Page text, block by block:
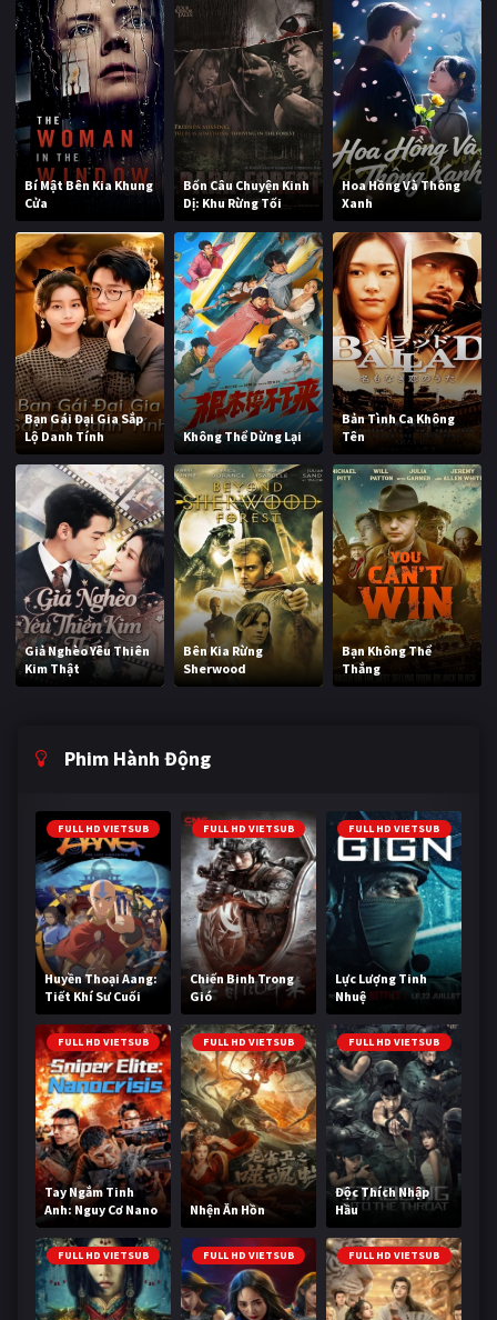
Bí Mật Bên Kia Khung
Cửa
Bốn Câu Chuyện Kinh
Dị: Khu Rừng Tối
Hoa Hồng Và Thông
Xanh
Bạn Gái Đại Gia Sắp
Lộ Danh Tính
Không Thể Dừng Lại
Bản Tình Ca Không
Tên
Giả Nghèo Yêu Thiên
Kim Thật
Bên Kia Rừng
Sherwood
Bạn Không Thể
Thắng
Phim Hành Động
FULL HD VIETSUB
Huyền Thoại Aang:
Tiết Khí Sư Cuối
Cùng
FULL HD VIETSUB
Chiến Binh Trong
Gió
FULL HD VIETSUB
Lực Lượng Tinh
Nhuệ
FULL HD VIETSUB
Tay Ngắm Tinh
Anh: Nguy Cơ Nano
FULL HD VIETSUB
Nhện Ăn Hồn
FULL HD VIETSUB
Độc Thích Nhập
Hầu
FULL HD VIETSUB FULL HD VIETSUB FULL HD VIETSUB